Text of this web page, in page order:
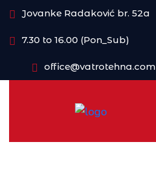
Jovanke Radaković br. 52a
7.30 to 16.00 (Pon_Sub)
office@vatrotehna.com